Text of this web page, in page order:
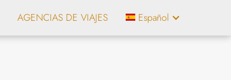
AGENCIAS DE VIAJES Español